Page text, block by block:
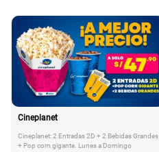
Cineplanet
Cineplanet: 2 Entradas 2D + 2 Bebidas Grandes
+ Pop corn gigante. Lunes a Domingo